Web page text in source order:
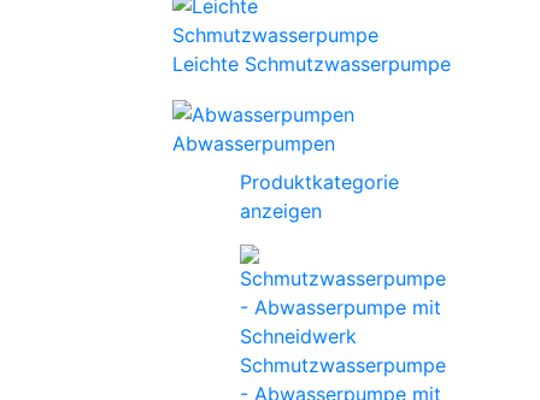
Leichte Schmutzwasserpumpe
Abwasserpumpen
Produktkategorie
anzeigen
Schmutzwasserpumpe
- Abwasserpumpe mit